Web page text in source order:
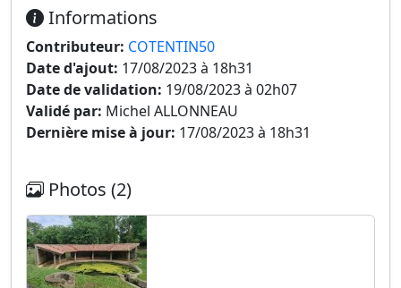
Informations
Contributeur: COTENTIN50
Date d'ajout: 17/08/2023 à 18h31
Date de validation: 19/08/2023 à 02h07
Validé par: Michel ALLONNEAU
Dernière mise à jour: 17/08/2023 à 18h31
Photos (2)